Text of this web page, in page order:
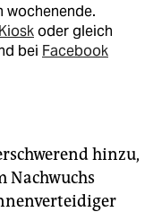
wochenende.
oder gleich
bei Facebook
hinzu,
Nachwuchs